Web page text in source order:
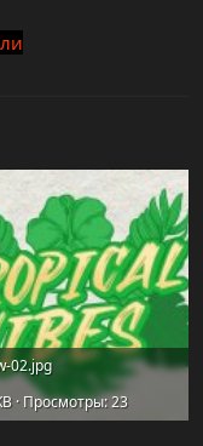
02.jpg
· Просмотры: 23